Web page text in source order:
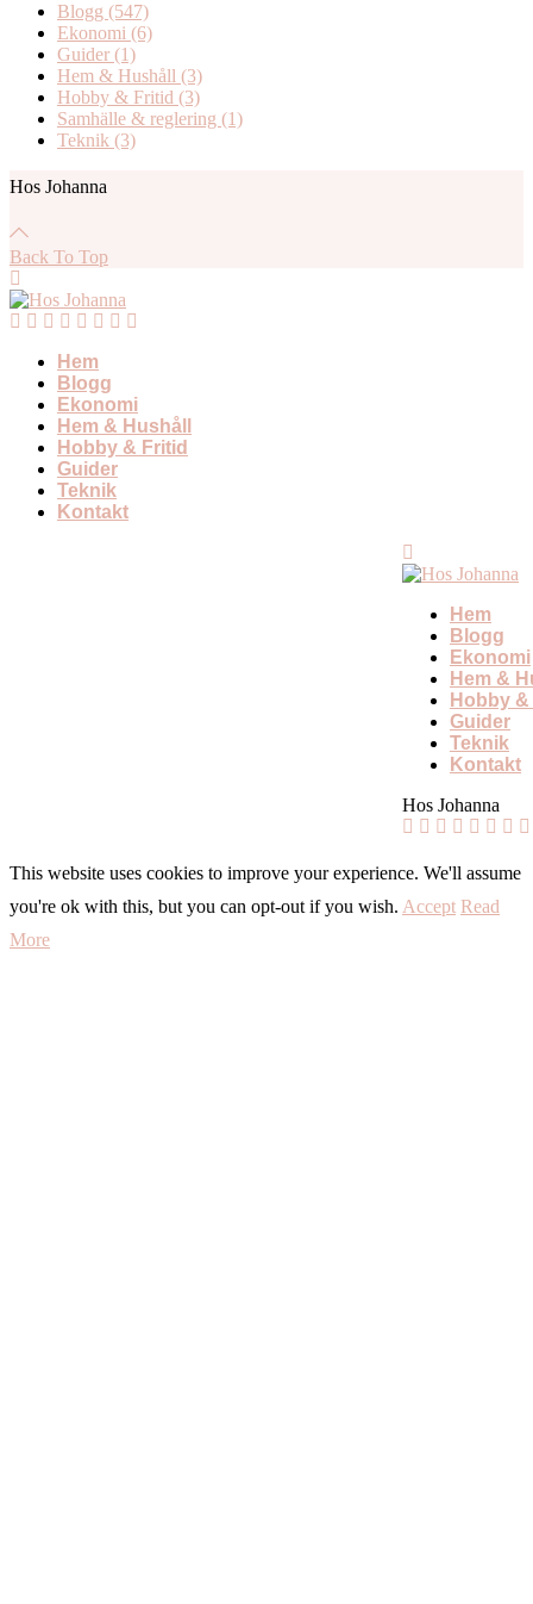
Blogg (547)
Ekonomi (6)
Guider (1)
Hem & Hushåll (3)
Hobby & Fritid (3)
Samhälle & reglering (1)
Teknik (3)
Hos Johanna
Back To Top
Hem
Blogg
Ekonomi
Hem & Hushåll
Hobby & Fritid
Guider
Teknik
Kontakt
Hem
Blogg
Ekonomi
Hem &
Hobby
Guider
Teknik
Kontakt
Hos Johanna
This website uses cookies to improve your experience. We'll assume
you're ok with this, but you can opt-out if you wish. Accept Read
More